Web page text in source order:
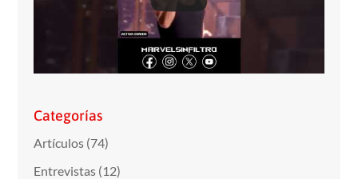
Categorías
Artículos (74)
Entrevistas (12)